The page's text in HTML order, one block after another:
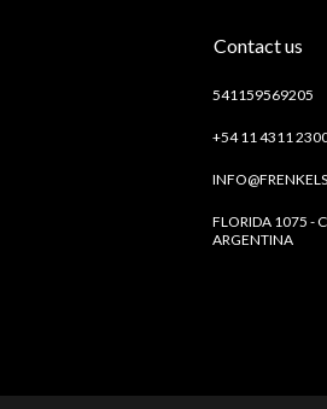
Contact us
541159569205
+54 11 4311
FLORIDA 1075 -
ARGENTINA